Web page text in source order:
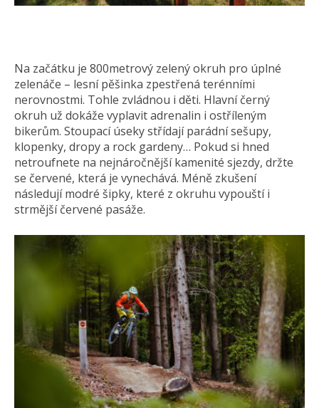
Na začátku je 800metrový zelený okruh pro úplné
zelenáče – lesní pěšinka zpestřená terénními
nerovnostmi. Tohle zvládnou i děti. Hlavní černý
okruh už dokáže vyplavit adrenalin i ostříleným
bikerům. Stoupací úseky střídají parádní sešupy,
klopenky, dropy a rock gardeny… Pokud si hned
netroufnete na nejnáročnější kamenité sjezdy, držte
se červené, která je vynechává. Méně zkušení
následují modré šipky, které z okruhu vypouští i
strmější červené pasáže.